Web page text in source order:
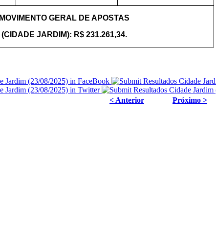
MOVIMENTO GERAL DE APOSTAS
(CIDADE JARDIM): R$ 231.261,34.
< Anterior Próximo >